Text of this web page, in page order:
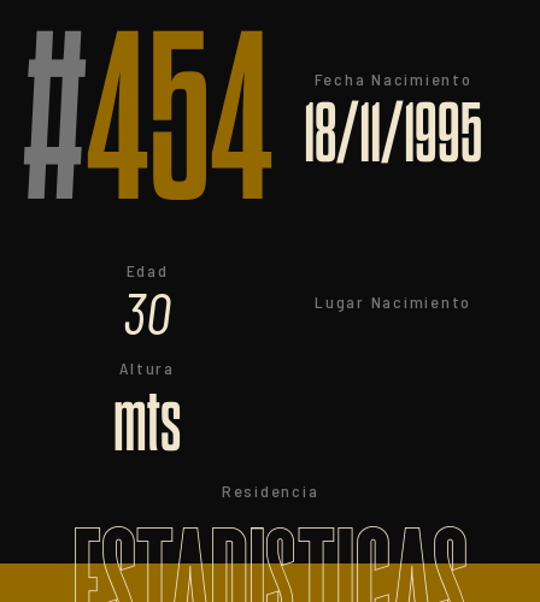
#454 Fecha Nacimiento
18/11/1995
Edad
30 Lugar Nacimiento
Altura
mts
Residencia